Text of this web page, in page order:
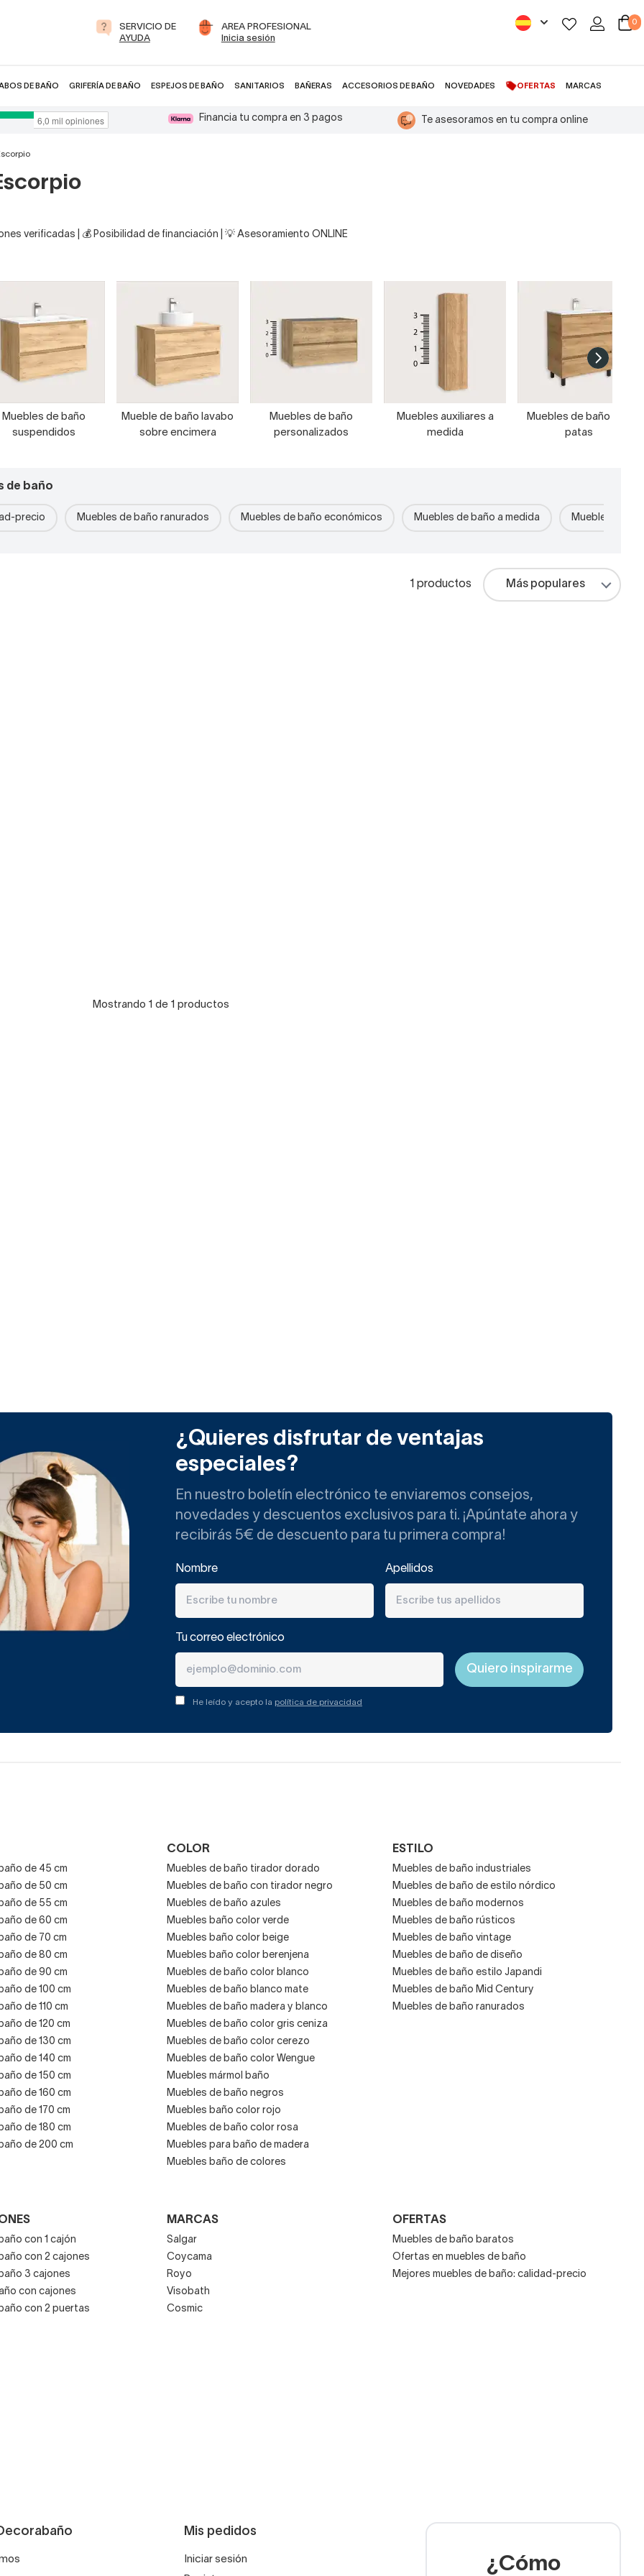
SERVICIO DE
AYUDA
AREA PROFESIONAL
Inicia sesión
0
DE BAÑO GRIFERÍA DE BAÑO ESPEJOS DE BAÑO SANITARIOS BAÑERAS ACCESORIOS DE BAÑO NOVEDADES OFERTAS MARCAS
Financia tu compra en 3 pagos Te asesoramos en tu compra online
verificadas | 💰 Posibilidad de financiación | 💡 Asesoramiento ONLINE
Muebles de baño
suspendidos
Mueble de baño lavabo
sobre encimera
Muebles de baño
personalizados
Muebles auxiliares a
medida
Muebles de baño con
patas
de baño
precio Muebles de baño ranurados Muebles de baño económicos Muebles de baño a medida Muebles de
1 productos
Mostrando 1 de 1 productos
¿Quieres disfrutar de ventajas
especiales?
En nuestro boletín electrónico te enviaremos consejos,
novedades y descuentos exclusivos para ti. ¡Apúntate ahora y
recibirás 5€ de descuento para tu primera compra!
Nombre Apellidos
Tu correo electrónico
He leído y acepto la política de privacidad
de 45 cm
de 50 cm
de 55 cm
de 60 cm
de 70 cm
de 80 cm
de 90 cm
de 100 cm
de 110 cm
de 120 cm
de 130 cm
de 140 cm
de 150 cm
de 160 cm
de 170 cm
de 180 cm
de 200 cm
COLOR
Muebles de baño tirador dorado
Muebles de baño con tirador negro
Muebles de baño azules
Muebles baño color verde
Muebles baño color beige
Muebles baño color berenjena
Muebles de baño color blanco
Muebles de baño blanco mate
Muebles de baño madera y blanco
Muebles de baño color gris ceniza
Muebles de baño color cerezo
Muebles de baño color Wengue
Muebles mármol baño
Muebles de baño negros
Muebles baño color rojo
Muebles de baño color rosa
Muebles para baño de madera
Muebles baño de colores
ESTILO
Muebles de baño industriales
Muebles de baño de estilo nórdico
Muebles de baño modernos
Muebles de baño rústicos
Muebles de baño vintage
Muebles de baño de diseño
Muebles de baño estilo Japandi
Muebles de baño Mid Century
Muebles de baño ranurados
con 1 cajón
con 2 cajones
3 cajones
con cajones
con 2 puertas
MARCAS
Salgar
Coycama
Royo
Visobath
Cosmic
OFERTAS
Muebles de baño baratos
Ofertas en muebles de baño
Mejores muebles de baño: calidad-precio
Mis pedidos
Iniciar sesión
¿Cómo